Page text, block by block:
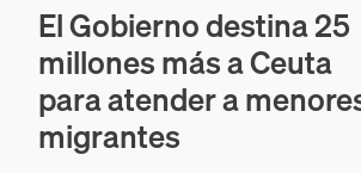
El Gobierno destina 25
millones más a Ceuta
para atender a
migrantes